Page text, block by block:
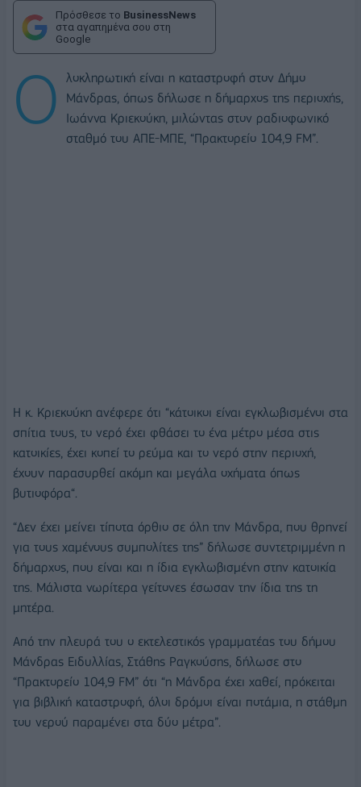
Πρόσθεσε το BusinessNews
στα αγαπημένα σου στη
Google
Ο
λοκληρωτική είναι η καταστροφή στον Δήμο
Μάνδρας, όπως δήλωσε η δήμαρχος της περιοχής,
Ιωάννα Κριεκούκη, μιλώντας στον ραδιοφωνικό
σταθμό του ΑΠΕ-ΜΠΕ, “Πρακτορείο 104,9 FM”.
Η κ. Κριεκούκη ανέφερε ότι “κάτοικοι είναι εγκλωβισμένοι στα
σπίτια τους, το νερό έχει φθάσει το ένα μέτρο μέσα στις
κατοικίες, έχει κοπεί το ρεύμα και το νερό στην περιοχή,
έχουν παρασυρθεί ακόμη και μεγάλα οχήματα όπως
βυτιοφόρα“.
“Δεν έχει μείνει τίποτα όρθιο σε όλη την Μάνδρα, που θρηνεί
για τους χαμένους συμπολίτες της” δήλωσε συντετριμμένη η
δήμαρχος, που είναι και η ίδια εγκλωβισμένη στην κατοικία
της. Μάλιστα νωρίτερα γείτονες έσωσαν την ίδια της τη
μητέρα.
Από την πλευρά του ο εκτελεστικός γραμματέας του δήμου
Μάνδρας Ειδυλλίας, Στάθης Ραγκούσης, δήλωσε στο
“Πρακτορείο 104,9 FM” ότι “η Μάνδρα έχει χαθεί, πρόκειται
για βιβλική καταστροφή, όλοι δρόμοι είναι ποτάμια, η στάθμη
του νερού παραμένει στα δύο μέτρα”.